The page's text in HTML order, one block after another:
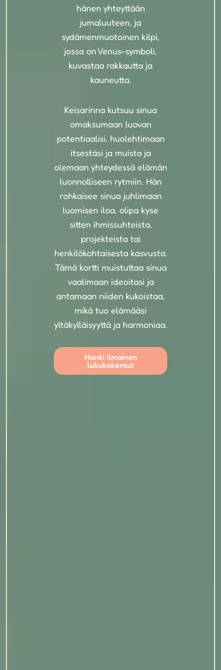
hänen yhteyttään
jumaluuteen, ja
sydämenmuotoinen kilpi,
jossa on Venus-symboli,
kuvastaa rakkautta ja
kauneutta.
Keisarinna kutsuu sinua
omaksumaan luovan
potentiaalisi, huolehtimaan
itsestäsi ja muista ja
olemaan yhteydessä elämän
luonnolliseen rytmiin. Hän
rohkaisee sinua juhlimaan
luomisen iloa, olipa kyse
sitten ihmissuhteista,
projekteista tai
henkilökohtaisesta kasvusta.
Tämä kortti muistuttaa sinua
vaalimaan ideoitasi ja
antamaan niiden kukoistaa,
mikä tuo elämääsi
yltäkylläisyyttä ja harmoniaa.
Hanki ilmainen
lukukokemus